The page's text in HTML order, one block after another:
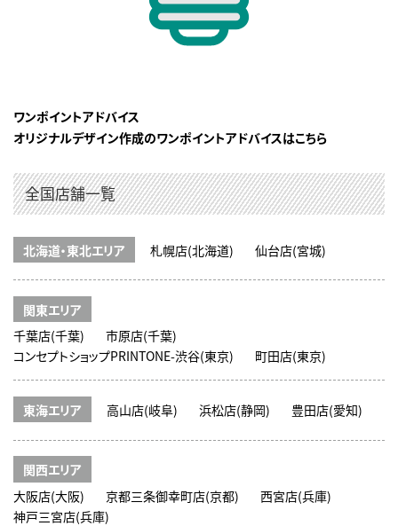
ワンポイントアドバイス
オリジナルデザイン作成のワンポイントアドバイスはこちら
全国店舗一覧
北海道・東北エリア 札幌店(北海道) 仙台店(宮城)
関東エリア
千葉店(千葉)
市原店(千葉)
コンセプトショップPRINTONE-渋谷(東京)
町田店(東京)
東海エリア 高山店(岐阜) 浜松店(静岡) 豊田店(愛知)
関西エリア
大阪店(大阪)
京都三条御幸町店(京都)
西宮店(兵庫)
神戸三宮店(兵庫)